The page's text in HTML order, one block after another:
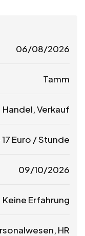
06/08/2026
Tamm
Handel, Verkauf
17 Euro / Stunde
09/10/2026
Keine Erfahrung
HR